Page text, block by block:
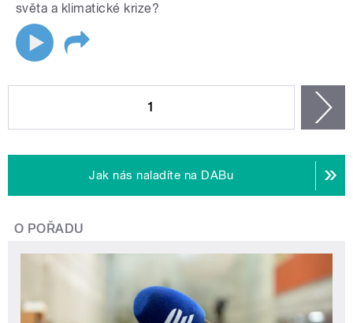
světa a klimatické krize?
1
Jak nás naladíte na DABu
O POŘADU